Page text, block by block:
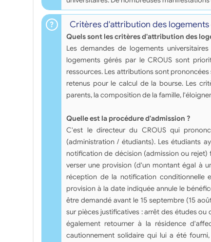
Critères d'attribution des
Quels sont les critères d'attribution des
Les demandes de logements
logements gérés par le CROUS sont
ressources. Les attributions sont
retenus pour le calcul de la bourse. Les
parents, la composition de la famille,
Quelle est la procédure d'admission ?
C'est le directeur du CROUS qui
(administration / étudiants). Les étudiants
notification de décision (admission ou
verser une provision (d'un montant égal à
réception de la notification conditionnelle
provision à la date indiquée annule le
être demandé avant le 15 septembre (15
sur pièces justificatives : arrêt des études
également retourner à la résidence
cautionnement solidaire qui lui a été